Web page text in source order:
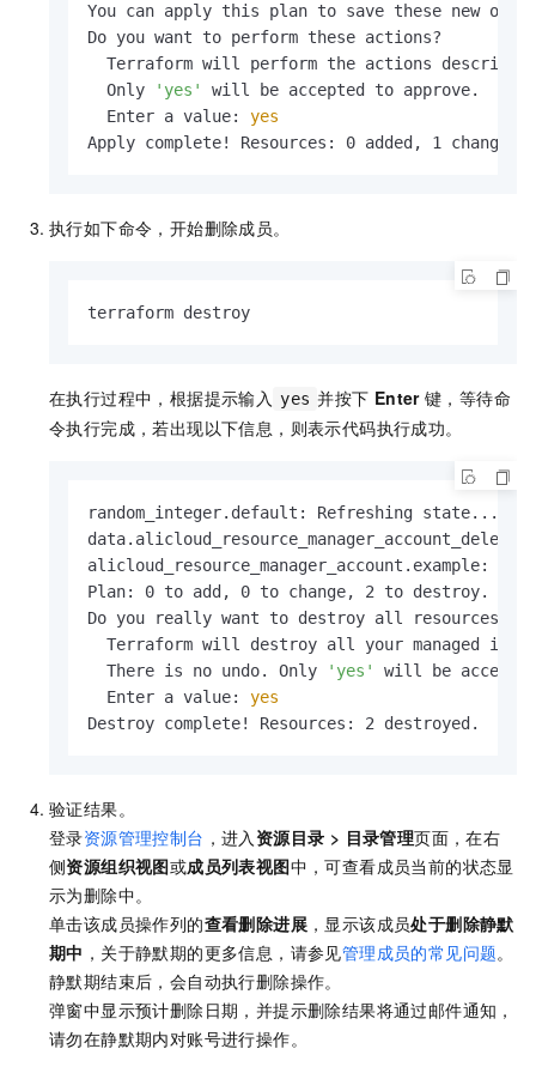
You can apply this plan to save these new
Do you want to perform these actions?
Terraform will perform the actions described
  Only
'yes'
will be accepted to approve.
  Enter a value:
yes
Apply complete! Resources: 0 added, 1
执行如下命令，开始删除成员。
terraform destroy
在执行过程中，根据提示输入 yes 并按下 Enter 键，等待命
令执行完成，若出现以下信息，则表示代码执行成功。
random_integer.default: Refreshing state... [
alicloud_resource_manager_account.example:
Plan: 0 to add, 0 to change, 2 to destroy.
Do you really want to destroy all resources?
Terraform will destroy all your managed
  There is no undo. Only
'yes'
will be
  Enter a value:
yes
Destroy complete! Resources: 2 destroyed.
验证结果。
登录资源管理控制台 ，进入资源目录 > 目录管理页面，在右
侧资源组织视图或成员列表视图中，可查看成员当前的状态显
示为删除中。
单击该成员操作列的查看删除进展 ，显示该成员处于删除静默
期中 ，关于静默期的更多信息，请参见管理成员的常见问题。
静默期结束后，会自动执行删除操作。
弹窗中显示预计删除日期，并提示删除结果将通过邮件通知，
请勿在静默期内对账号进行操作。